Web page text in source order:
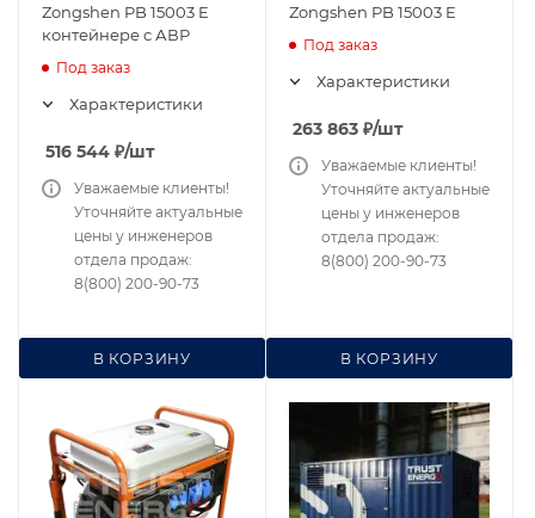
Zongshen PB 15003 E
контейнере с АВР
Под заказ
Характеристики
516 544 ₽/шт
В КОРЗИНУ
Уважаемые клиенты!
Уточняйте актуальные
цены у инженеров
отдела продаж:
8(800) 200-90-73
Zongshen PB 15003 E
Под заказ
Характеристики
263 863 ₽/шт
В КОРЗИНУ
Уважаемые клиенты!
Уточняйте актуальные
цены у инженеров
отдела продаж:
8(800) 200-90-73